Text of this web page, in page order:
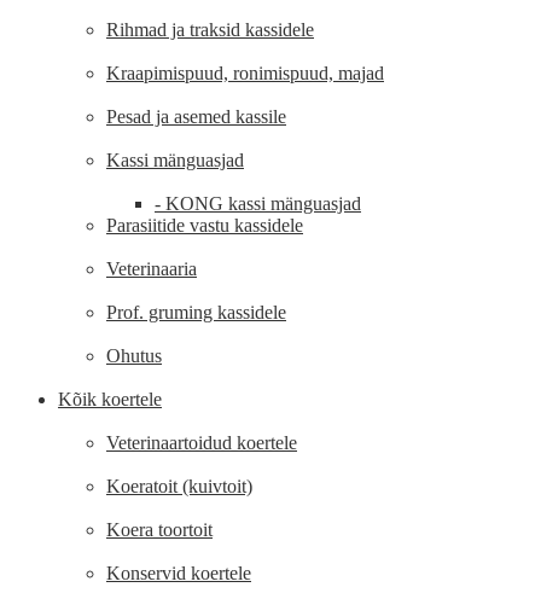
Rihmad ja traksid kassidele
Kraapimispuud, ronimispuud, majad
Pesad ja asemed kassile
Kassi mänguasjad
- KONG kassi mänguasjad
Parasiitide vastu kassidele
Veterinaaria
Prof. gruming kassidele
Ohutus
Kõik koertele
Veterinaartoidud koertele
Koeratoit (kuivtoit)
Koera toortoit
Konservid koertele